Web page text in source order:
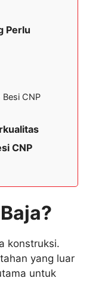
Perlu
Besi CNP
CNP
konstruksi.
yang luar
untuk